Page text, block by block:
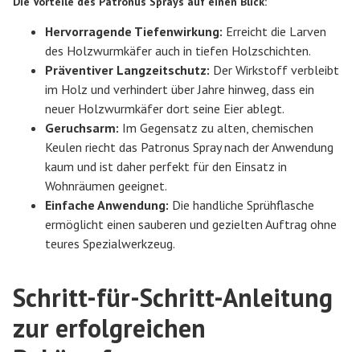
Hervorragende Tiefenwirkung: Erreicht die Larven
des Holzwurmkäfer auch in tiefen Holzschichten.
Präventiver Langzeitschutz: Der Wirkstoff verbleibt
im Holz und verhindert über Jahre hinweg, dass ein
neuer Holzwurmkäfer dort seine Eier ablegt.
Geruchsarm: Im Gegensatz zu alten, chemischen
Keulen riecht das Patronus Spray nach der Anwendung
kaum und ist daher perfekt für den Einsatz in
Wohnräumen geeignet.
Einfache Anwendung: Die handliche Sprühflasche
ermöglicht einen sauberen und gezielten Auftrag ohne
teures Spezialwerkzeug.
Schritt-für-Schritt-Anleitung
zur erfolgreichen